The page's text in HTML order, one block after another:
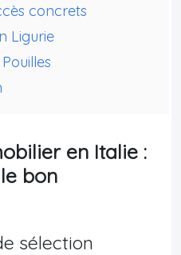
concrets
Ligurie
en Italie :
bon
sélection